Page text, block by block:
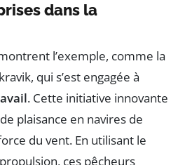
dans la
l’exemple, comme la
qui s’est engagée à
. Cette initiative innovante
plaisance en navires de
du vent. En utilisant le
ces pêcheurs